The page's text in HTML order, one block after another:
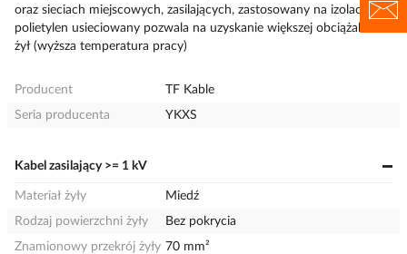
oraz sieciach miejscowych, zasilających, zastosowany na izolację żył
polietylen usieciowany pozwala na uzyskanie większej obciążalności
żył (wyższa temperatura pracy)
Producent
TF Kable
Seria producenta
YKXS
Kabel zasilający >= 1 kV
Materiał żyły
Miedź
Rodzaj powierzchni żyły
Bez pokrycia
Znamionowy przekrój żyły 70 mm²